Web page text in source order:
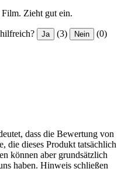
Zieht gut ein.
Ja (3) Nein (0)
dass die Bewertung von
die dieses Produkt tatsächlich
können aber grundsätzlich
haben. Hinweis schließen